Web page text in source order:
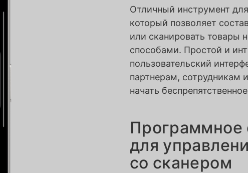
Отличный инструмент
который позволяет
или сканировать товары
способами. Простой и
пользовательский
партнерам, сотрудникам
начать
Программное
для
со сканером